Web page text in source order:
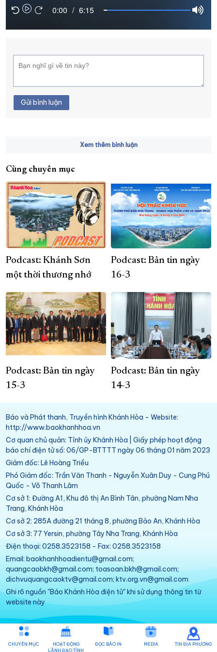
XÂY DỰNG KHÁNH HÒA TRỞ THÀNH THÀNH PHỐ TRỰC THUỘC
ĐẠI HỘI ĐẢNG CÁC CẤP TRANG CHỦ VỀ BÁO KHÁNH HÒA
0:00 / 6:15
Gửi bình luận
Xem thêm bình luận
Cùng chuyên mục
Podcast: Khánh Sơn
một thời thương nhớ
Podcast: Bản tin ngày
16-3
Podcast: Bản tin ngày
15-3
Podcast: Bản tin ngày
14-3
Báo và Phát thanh, Truyền hình Khánh Hòa - Website:
http://www.baokhanhhoa.vn
Cơ quan chủ quản: Tỉnh ủy Khánh Hòa | Giấy phép hoạt động
báo chí điện tử số: 06/GP-BTTTT ngày 06 tháng 01 năm 2023
Giám đốc: Lê Hoàng Triều
Phó Giám đốc: Trần Văn Thanh - Nguyễn Xuân Duy - Cung Phú
Quốc - Võ Thanh Lâm
Cơ sở 1: Đường A1, Khu đô thị An Bình Tân, phường Nam Nha
Trang, Khánh Hòa
Cơ sở 2: 285A đường 21 tháng 8, phường Bảo An, Khánh Hòa
Cơ sở 3: 77 Yersin, phường Tây Nha Trang, Khánh Hòa
Điện thoại: 0258.3523158 - Fax: 0258.3523158
Email: baokhanhhoadientu@gmail.com;
quangcaobkh@gmail.com; toasoan.bkh@gmail.com;
dichvuquangcaoktv@gmail.com; ktv.org.vn@gmail.com
Ghi rõ nguồn "Báo Khánh Hòa điện tử" khi sử dụng thông tin từ
website này
CHUYÊN MỤC
HOẠT ĐỘNG
LÃNH ĐẠO TỈNH
ĐỌC BÁO IN MEDIA TIN ĐỊA PHƯƠNG